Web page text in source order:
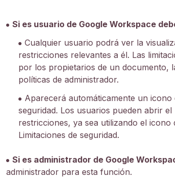
Si es usuario de Google Workspace
Cualquier usuario podrá ver la
restricciones relevantes a él. Las
por los propietarios de un documento,
políticas de administrador.
Aparecerá automáticamente un
seguridad. Los usuarios pueden abrir
restricciones, ya sea utilizando el
Limitaciones de seguridad.
Si es administrador de Google
administrador para esta función.